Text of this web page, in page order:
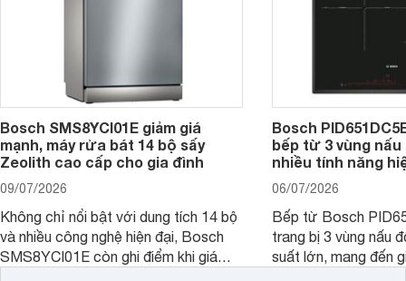
Bosch SMS8YCI01E giảm giá
mạnh, máy rửa bát 14 bộ sấy
Zeolith cao cấp cho gia đình
09/07/2026
Không chỉ nổi bật với dung tích 14 bộ
và nhiều công nghệ hiện đại, Bosch
SMS8YCI01E còn ghi điểm khi giá
Bosch
bếp từ 3 vùng
nhiều tính năng
06/07/2026
Bếp từ Bosch
trang bị 3 vùng nấu
suất lớn, mang đến